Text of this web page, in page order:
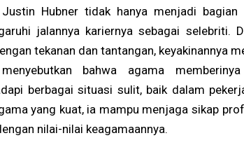
Hubner tidak hanya menjadi
jalannya kariernya sebagai selebriti.
tekanan dan tantangan, keyakinannya
bahwa agama
berbagai situasi sulit, baik dalam
yang kuat, ia mampu menjaga sikap
nilai-nilai keagamaannya.